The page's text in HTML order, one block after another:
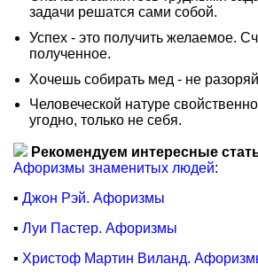
задачи решатся сами собой.
Успех - это получить желаемое.
полученное.
Хочешь собирать мед - не
Человеческой натуре
угодно, только не себя.
Рекомендуем интересные
Афоризмы знаменитых людей:
▪ Джон Рэй. Афоризмы
▪ Луи Пастер. Афоризмы
▪ Христоф Мартин Виланд.